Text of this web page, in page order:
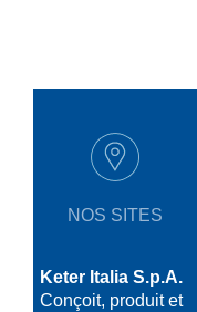
NOS SITES
Keter Italia S.p.A.
Conçoit, produit et